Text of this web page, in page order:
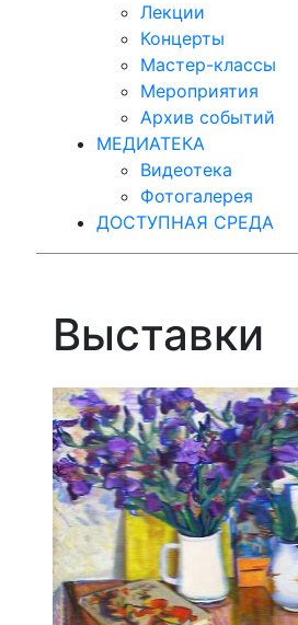
Лекции
Концерты
Мастер-классы
Мероприятия
Архив событий
МЕДИАТЕКА
Видеотека
Фотогалерея
ДОСТУПНАЯ СРЕДА
Выставки